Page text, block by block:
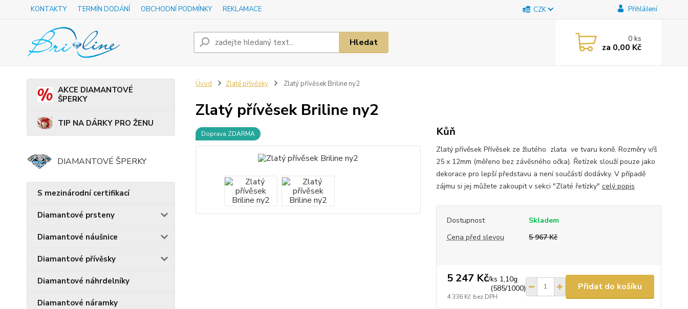
KONTAKTY TERMÍN DODÁNÍ OBCHODNÍ PODMÍNKY REKLAMACE CZK Přihlášení
Hledat 0ks
za 0,00 Kč
AKCE DIAMANTOVÉ
ŠPERKY
TIP NA DÁRKY PRO ŽENU
DIAMANTOVÉ ŠPERKY
S mezinárodní certifikací
Diamantové prsteny
Diamantové náušnice
Diamantové přívěsky
Diamantové náhrdelníky
Diamantové náramky
Úvod Zlaté přívěsky Zlatý přívěsek Briline ny2
Zlatý přívěsek Briline ny2
Doprava ZDARMA Kůň
Zlatý přívěsek Přívěsek ze žlutého zlata ve tvaru koně. Rozměry v/š
25 x 12mm (měřeno bez závěsného očka). Řetízek slouží pouze jako
dekorace pro lepší představu a není součástí dodávky. V případě
zájmu si jej můžete zakoupit v sekci "Zlaté řetízky" celý popis
Dostupnost
Skladem
Cena před slevou
5 967 Kč
5 247 Kč/ks 1,10g
(585/1000)
4 336 Kč bez DPH
Přidat do košíku